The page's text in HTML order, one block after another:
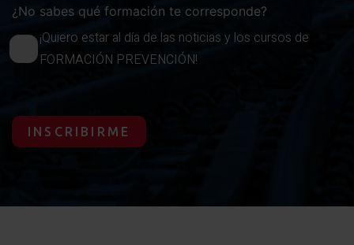
¿No sabes qué formación te corresponde?
¡Quiero estar al día de las noticias y los cursos de
FORMACIÓN PREVENCIÓN!
INSCRIBIRME